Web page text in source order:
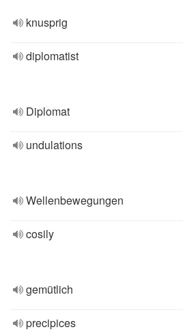
knusprig
diplomatist
Diplomat
undulations
Wellenbewegungen
cosily
gemütlich
precipices